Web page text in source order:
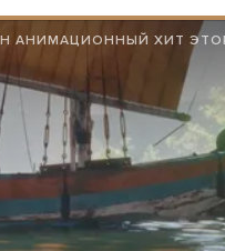
АНИМАЦИОННЫЙ ХИТ